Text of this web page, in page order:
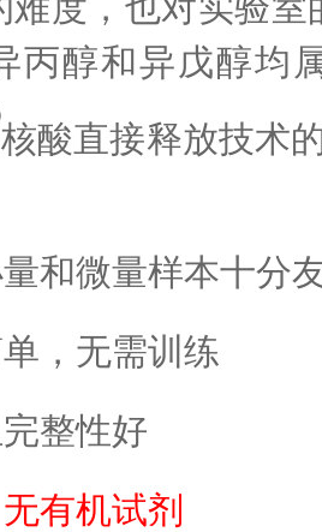
丙醇和异戊醇均
核酸直接释放技术
和微量样本十分
，无需训练
整性好
无有机试剂